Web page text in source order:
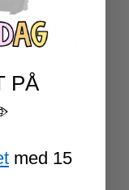
text där
och
texten.
om
ord.
PÅ
med 15